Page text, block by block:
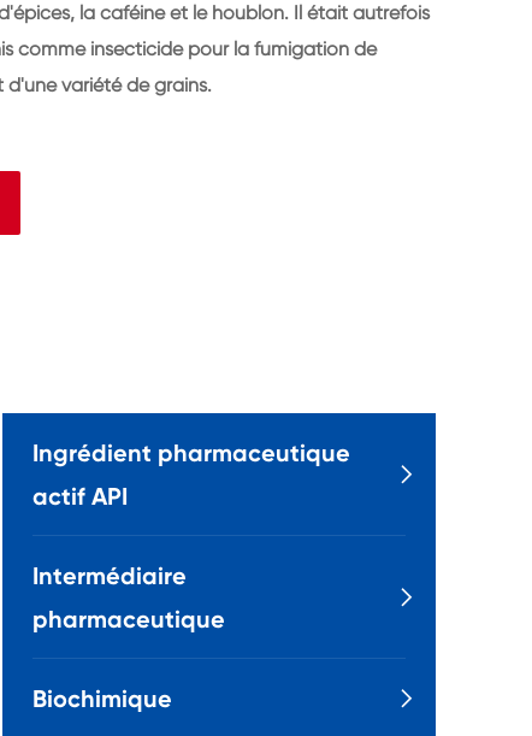
la caféine et le houblon. Il était autrefois
comme insecticide pour la fumigation de
d'une variété de grains.
Ingrédient pharmaceutique
actif API

Intermédiaire
pharmaceutique

Biochimique 